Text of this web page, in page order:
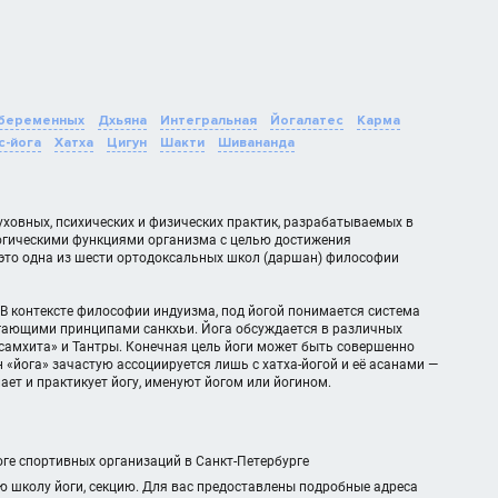
Дхьяна Интегральная Йогалатес
Карма
йога Хатха Цигун Шакти Шивананда
психических и физических практик, разрабатываемых в
функциями организма с целью достижения
одна из шести ортодоксальных школ (даршан) философии
контексте философии индуизма, под йогой понимается система
принципами санкхьи. Йога обсуждается в различных
и Тантры. Конечная цель йоги может быть совершенно
зачастую ассоциируется лишь с хатха-йогой и её асанами —
и практикует йогу, именуют йогом или йогином.
спортивных организаций в Санкт-Петербурге
йоги, секцию. Для вас предоставлены подробные адреса